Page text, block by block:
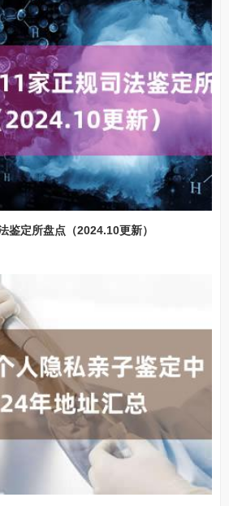
鉴定所盘点（2024.10更新）